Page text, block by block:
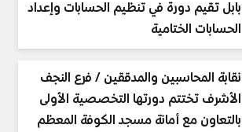
بابل تقيم دورة في تنظيم الحسابات وإعداد
الحسابات الختامية
نقابة المحاسبين والمدققين / فرع النجف
الأشرف تختتم دورتها التخصصية الأولى
بالتعاون مع أمانة مسجد الكوفة المعظم